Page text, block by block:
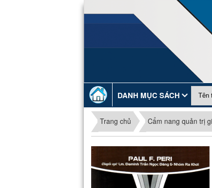
DANH MỤC SÁCH
Trang chủ Cẩm nang quản trị